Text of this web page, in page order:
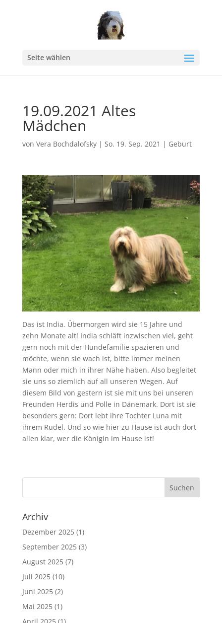
Seite wählen
19.09.2021 Altes
Mädchen
von Vera Bochdalofsky| So. 19. Sep. 2021 | Geburt
Das ist India. Übermorgen wird sie 15 Jahre und
zehn Monate alt! India schläft inzwischen viel, geht
gern noch mit der Hundefamilie spazieren und
möchte, wenn sie wach ist, bitte immer meinen
Mann oder mich in ihrer Nähe haben. Also begleitet
sie uns so ziemlich auf all unseren Wegen. Auf
diesem Bild von gestern ist sie mit uns bei unseren
Freunden Herdis und Polle in Dänemark. Dort ist sie
besonders gern: Dort lebt ihre Tochter Luna mit
ihrem Rudel. Und so wie hier zu Hause ist auch dort
allen klar, wer die Königin im Hause ist!
Archiv
Dezember 2025(1)
September 2025(3)
August 2025(7)
Juli 2025(10)
Juni 2025(2)
Mai 2025(1)